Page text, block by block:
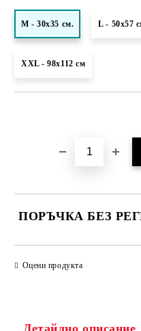
M - 30x35 см. L - 50x57
XXL - 98х112 см
ПОРЪЧКА БЕЗ
Ние ще се свържем с вас в
Оцени продукта
Детайлно описание